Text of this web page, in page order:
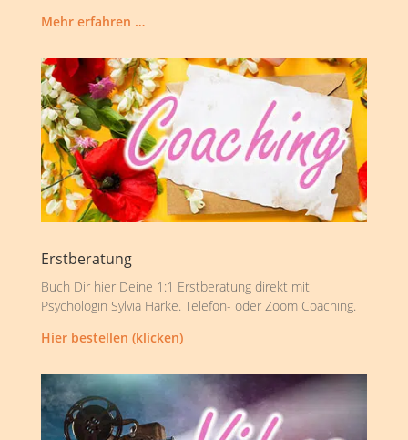
Mehr erfahren …
Erstberatung
Buch Dir hier Deine 1:1 Erstberatung direkt mit
Psychologin Sylvia Harke. Telefon- oder Zoom Coaching.
Hier bestellen (klicken)